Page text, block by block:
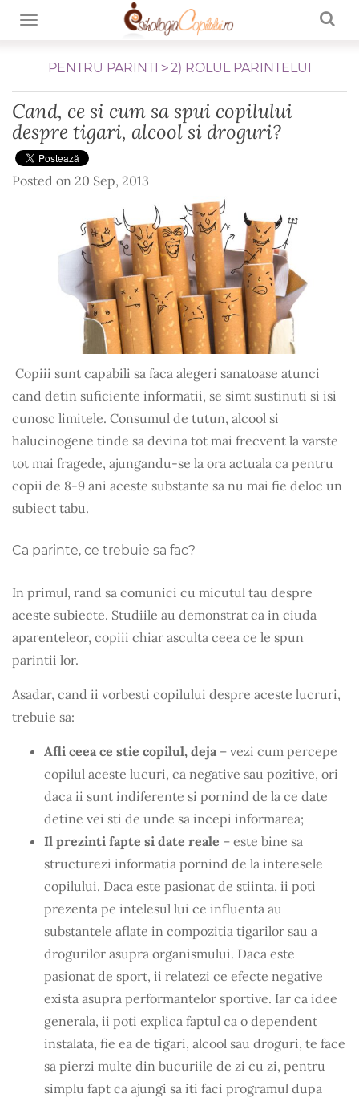
TOGGLE NAVIGATION
2) ROLUL PARINTELUI
PENTRU PARINTI
Cand, ce si cum sa spui copilului
despre tigari, alcool si droguri?
Posted on 20 Sep, 2013
Copiii sunt capabili sa faca alegeri sanatoase atunci
cand detin suficiente informatii, se simt sustinuti si isi
cunosc limitele. Consumul de tutun, alcool si
halucinogene tinde sa devina tot mai frecvent la varste
tot mai fragede, ajungandu-se la ora actuala ca pentru
copii de 8-9 ani aceste substante sa nu mai fie deloc un
subiect tabu.
Ca parinte, ce trebuie sa fac?
In primul, rand sa comunici cu micutul tau despre
aceste subiecte. Studiile au demonstrat ca in ciuda
aparenteleor, copiii chiar asculta ceea ce le spun
parintii lor.
Asadar, cand ii vorbesti copilului despre aceste lucruri,
trebuie sa:
Afli ceea ce stie copilul, deja – vezi cum percepe
copilul aceste lucuri, ca negative sau pozitive, ori
daca ii sunt indiferente si pornind de la ce date
detine vei sti de unde sa incepi informarea;
Il prezinti fapte si date reale – este bine sa
structurezi informatia pornind de la interesele
copilului. Daca este pasionat de stiinta, ii poti
prezenta pe intelesul lui ce influenta au
substantele aflate in compozitia tigarilor sau a
drogurilor asupra organismului. Daca este
pasionat de sport, ii relatezi ce efecte negative
exista asupra performantelor sportive. Iar ca idee
generala, ii poti explica faptul ca o dependent
instalata, fie ea de tigari, alcool sau droguri, te face
sa pierzi multe din bucuriile de zi cu zi, pentru
simplu fapt ca ajungi sa iti faci programul dupa